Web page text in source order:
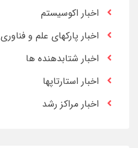
اخبار اکوسیستم
اخبار پارکهای علم و فناوری
اخبار شتابدهنده ها
اخبار استارتاپها
اخبار مراکز رشد